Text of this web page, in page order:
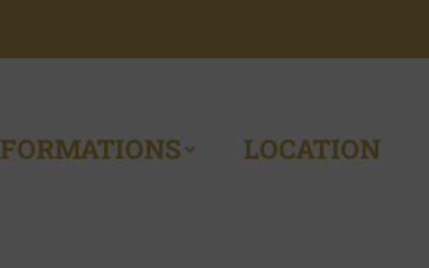
FORMATIONS LOCATION